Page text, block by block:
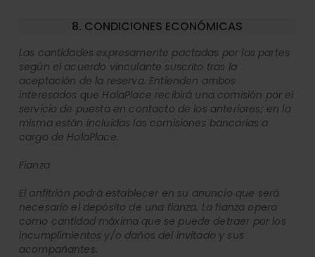
8. CONDICIONES ECONÓMICAS
Las cantidades expresamente pactadas por las partes
según el acuerdo vinculante suscrito tras la
aceptación de la reserva. Entienden ambos
interesados que HolaPlace recibirá una comisión por el
servicio de puesta en contacto de los anteriores; en la
misma están incluidas las comisiones bancarias a
cargo de HolaPlace.
Fianza
El anfitrión podrá establecer en su anuncio que será
necesario el depósito de una fianza. La fianza opera
como cantidad máxima que se puede detraer por los
incumplimientos y/o daños del invitado y sus
acompañantes.